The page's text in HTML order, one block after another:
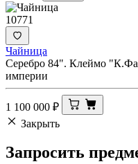
10771
Чайница
Серебро 84". Клеймо
империи
1 100 000 ₽
Закрыть
Запросить